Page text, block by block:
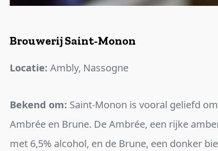
Brouwerij Saint-Monon
Locatie: Ambly, Nassogne
Bekend om: Saint-Monon is vooral geliefd
Ambrée en Brune. De Ambrée, een rijke
met 6,5% alcohol, en de Brune, een donker